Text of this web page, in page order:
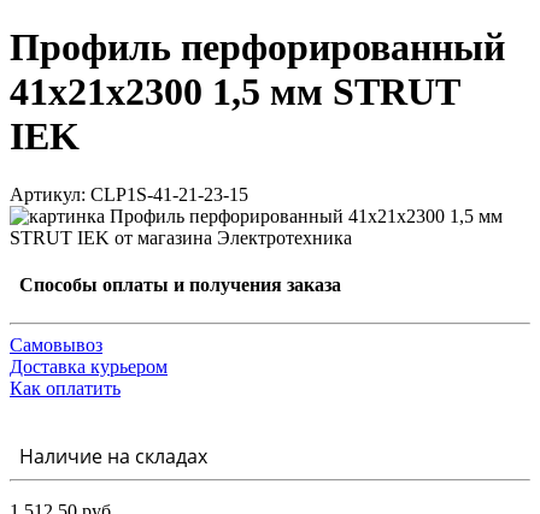
Профиль перфорированный
41х21х2300 1,5 мм STRUT
IEK
Артикул: CLP1S-41-21-23-15
Способы оплаты и получения заказа
Самовывоз
Доставка курьером
Как оплатить
Наличие на складах